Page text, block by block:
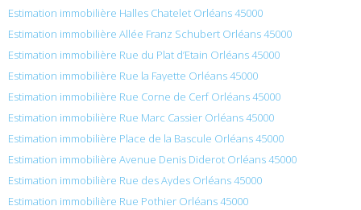
Estimation immobilière Halles Chatelet Orléans 45000
Estimation immobilière Allée Franz Schubert Orléans 45000
Estimation immobilière Rue du Plat d’Etain Orléans 45000
Estimation immobilière Rue la Fayette Orléans 45000
Estimation immobilière Rue Corne de Cerf Orléans 45000
Estimation immobilière Rue Marc Cassier Orléans 45000
Estimation immobilière Place de la Bascule Orléans 45000
Estimation immobilière Avenue Denis Diderot Orléans 45000
Estimation immobilière Rue des Aydes Orléans 45000
Estimation immobilière Rue Pothier Orléans 45000